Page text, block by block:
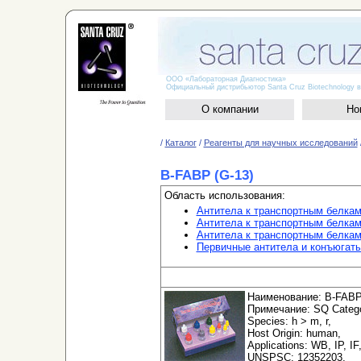
ООО «Лабораторная Диагностика»
Официальный дистрибьютор Santa Cruz Biotechnology
О компании
/ Каталог/ Реагенты для научных исследований
B-FABP (G-13)
Область использования:
Антитела к транспортным белкам
Антитела к транспортным
Антитела к транспортным
Первичные антитела и
Наименование: B-
Примечание: SQ
Species: h > m, r,
Host Origin: human,
Applications: WB, IP,
UNSPSC: 12352203,